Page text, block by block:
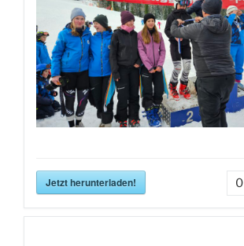
Jetzt herunterladen! 0